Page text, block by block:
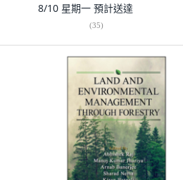
8/10 星期一 預計送達
(35)